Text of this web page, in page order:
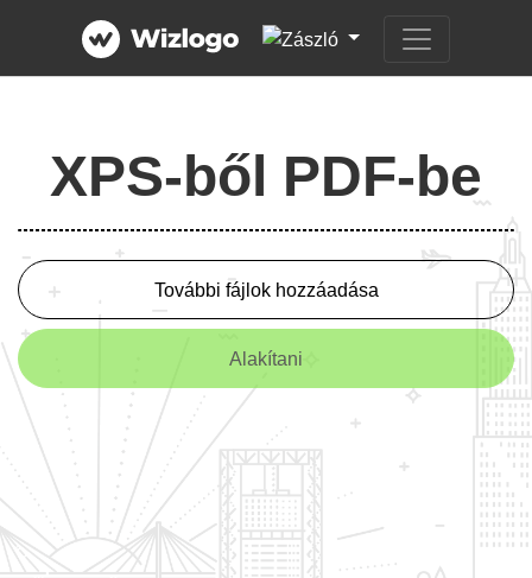
XPS-ből PDF-be
További fájlok hozzáadása
Alakítani